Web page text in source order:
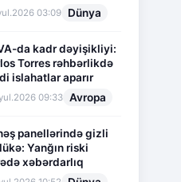
03:09 Dünya
da kadr dəyişikliyi:
Torres rəhbərlikdə
islahatlar aparır
09:33 Avropa
panellərində gizli
Yanğın riski
xəbərdarlıq